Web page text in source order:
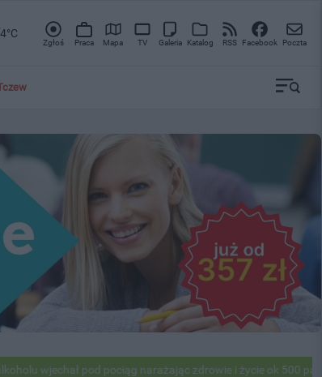
Zgłoś Praca Mapa TV Galeria Katalog RSS Facebook Poczta
wjechał pod pociąg narażając zdrowie i życie ok 500